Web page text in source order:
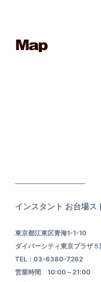
インスタント お台場ス
東京都江東区青海1-1-10
ダイバーシティ東京プラザ５
TEL：03-6380-7262
営業時間 10:00～21:00